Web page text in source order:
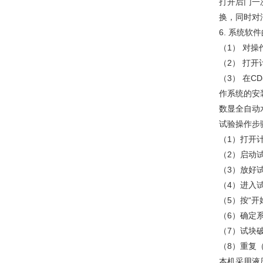
换，同时对
6. 系统软件
（1） 对
（2） 打
（3） 在
作系统的安
数显全自动
试验操作步
（1）打开
（2）启动
（3）放好
（4）进入
（5）按“
（6）确定
（7）试块
（8）重复